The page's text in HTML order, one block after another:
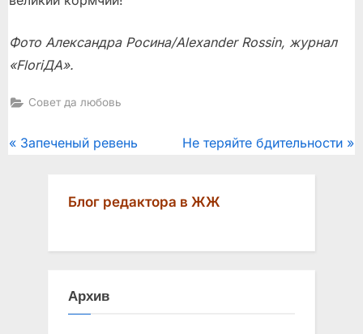
Фото Александра Росина/Alexander Rossin, журнал
«FloriДА».
Совет да любовь
Post
P
Запеченый ревень
N
t
o
Не теряйте бдительности
Блог редактора в ЖЖ
Архив